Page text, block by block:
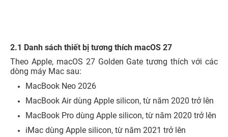
2.1 Danh sách thiết bị tương thích macOS 27
Theo Apple, macOS 27 Golden Gate tương thích với các
dòng máy Mac sau:
MacBook Neo 2026
MacBook Air dùng Apple silicon, từ năm 2020 trở lên
MacBook Pro dùng Apple silicon, từ năm 2020 trở lên
iMac dùng Apple silicon, từ năm 2021 trở lên